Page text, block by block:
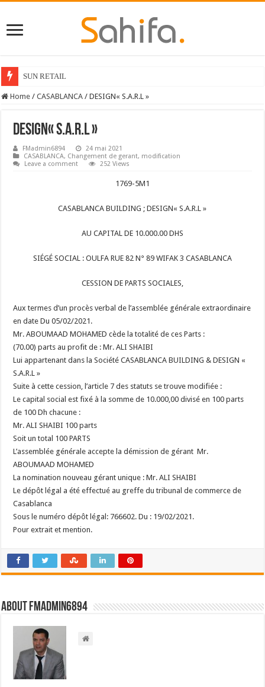
SUN RETAIL
Home / CASABLANCA / DESIGN« S.A.R.L »
DESIGN« S.A.R.L »
FMadmin6894
24 mai 2021
CASABLANCA, Changement de gerant, modification
Leave a comment
252 Views
1769-5M1
CASABLANCA BUILDING ; DESIGN« S.A.R.L »
AU CAPITAL DE 10.000.00 DHS
SIÉGÉ SOCIAL : OULFA RUE 82 N° 89 WIFAK 3 CASABLANCA
CESSION DE PARTS SOCIALES,
Aux termes d’un procès verbal de l’assemblée générale extraordinaire
en dateDu 05/02/2021.
Mr. ABOUMAAD MOHAMED cède la totalité de ces Parts :
(70.00) parts au profit de : Mr. ALI SHAIBI
Lui appartenant dans la Société CASABLANCA BUILDING & DESIGN «
S.A.R.L »
Suite à cette cession, l’article 7 des statuts se trouve modifiée :
Le capital social est fixé à la somme de 10.000,00 divisé en 100 parts
de 100Dh chacune :
Mr. ALI SHAIBI 100 parts
Soit un total 100 PARTS
L’assemblée générale accepte la démission de gérant Mr.
ABOUMAAD MOHAMED
La nomination nouveau gérant unique : Mr. ALI SHAIBI
Le dépôt légal a été effectué au greffe du tribunal de commerce de
Casablanca
Sous le numéro dépôt légal: 766602. Du : 19/02/2021.
Pour extrait et mention.
About FMadmin6894